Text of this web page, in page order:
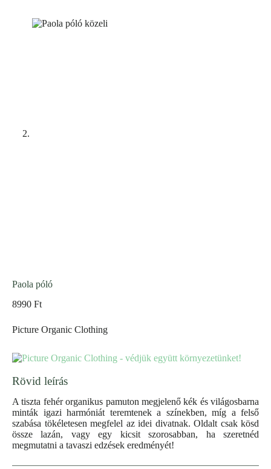
Paola póló
8990 Ft
Picture Organic Clothing
Rövid leírás
A tiszta fehér organikus pamuton megjelenő kék és világosbarna
minták igazi harmóniát teremtenek a színekben, míg a felső
szabása tökéletesen megfelel az idei divatnak. Oldalt csak kösd
össze lazán, vagy egy kicsit szorosabban, ha szeretnéd
megmutatni a tavaszi edzések eredményét!